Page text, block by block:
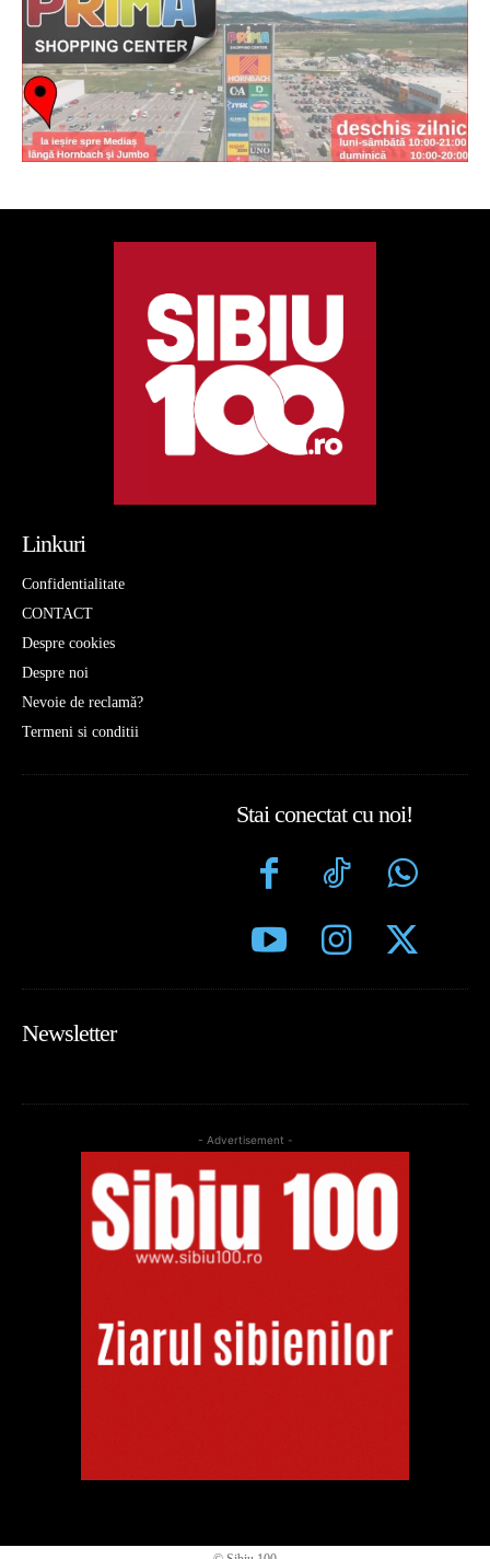
Linkuri
Confidentialitate
CONTACT
Despre cookies
Despre noi
Nevoie de reclamă?
Termeni si conditii
Stai conectat cu noi!
Newsletter
- Advertisement -